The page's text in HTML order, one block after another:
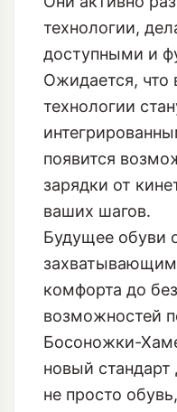
технологии,
доступными и
Ожидается, что
технологии
появится
зарядки от
ваших шагов.
Будущее обуви
комфорта до
возможностей
Босоножки-
новый стандарт
не просто